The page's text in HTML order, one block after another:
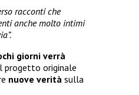
racconti che
anche molto intimi
giorni verrà
progetto originale
nuove verità sulla